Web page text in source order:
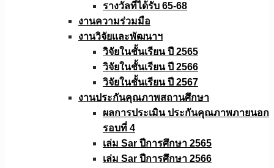
รางวัลที่ได้รับ 65-68
งานความร่วมมือ
งานวิจัยเเละพัฒนาฯ
วิจัยในชั้นเรียน ปี 2565
วิจัยในชั้นเรียน ปี 2566
วิจัยในชั้นเรียน ปี 2567
งานประกันคุณภาพสถานศึกษา
ผลการประเมิน ประกันคุณภาพภายนอก
รอบที่ 4
เล่ม Sar ปีการศึกษา 2565
เล่ม Sar ปีการศึกษา 2566